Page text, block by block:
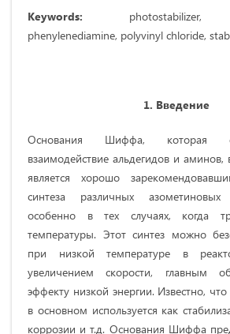
Keywords: photostabilizer,
phenylenediamine, polyvinyl chloride,
1. Введение
Основания Шиффа, которая
взаимодействие альдегидов и
является хорошо
синтеза различных
особенно в тех случаях, когда
температуры. Этот синтез можно
при низкой температуре в
увеличением скорости, главным
эффекту низкой энергии. Известно,
в основном используется как
коррозии и т.д. Основания Шиффа